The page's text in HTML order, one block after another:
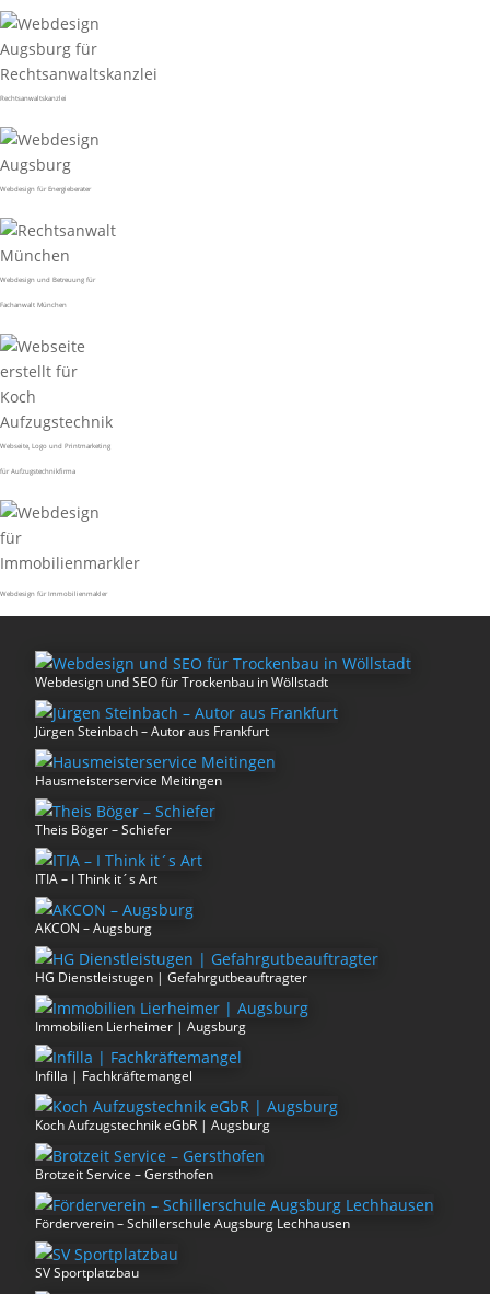
Rechtsanwaltskanzlei
Webdesign für Energieberater
Webdesign und Betreuung für
Fachanwalt München
Webseite, Logo und Printmarketing
für Aufzugstechnikfirma
Webdesign für Immobilienmakler
Webdesign und SEO für Trockenbau in Wöllstadt
Jürgen Steinbach – Autor aus Frankfurt
Hausmeisterservice Meitingen
Theis Böger – Schiefer
ITIA – I Think it´s Art
AKCON – Augsburg
HG Dienstleistugen | Gefahrgutbeauftragter
Immobilien Lierheimer | Augsburg
Infilla | Fachkräftemangel
Koch Aufzugstechnik eGbR | Augsburg
Brotzeit Service – Gersthofen
Förderverein – Schillerschule Augsburg Lechhausen
SV Sportplatzbau